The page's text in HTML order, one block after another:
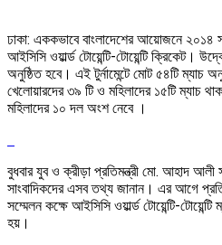
ঢাকা: এককভাবে বাংলাদেশের আয়োজনে ২০১৪
আইসিসি ওয়ার্ল্ড টোয়েন্টি-টোয়েন্টি ক্রিকেট।
অনুষ্ঠিত হবে। এই টুর্নামেন্টে মোট ৫৪টি
খেলোয়ারদের ৩৯ টি ও মহিলাদের ১৫টি ম্যাচ
মহিলাদের ১০ দল অংশ নেবে ।
বুধবার যুব ও ক্রীড়া প্রতিমন্ত্রী মো. আহাদ আলী
সাংবাদিকদের এসব তথ্য জানান। এর আগে
সম্মেলন কক্ষে আইসিসি ওয়ার্ল্ড টোয়েন্টি-
হয়।